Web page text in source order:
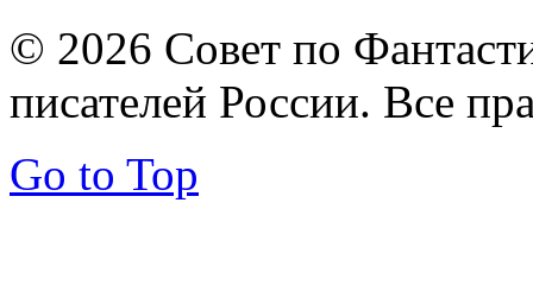
© 2026 Совет по
писателей России. Все
Go to Top